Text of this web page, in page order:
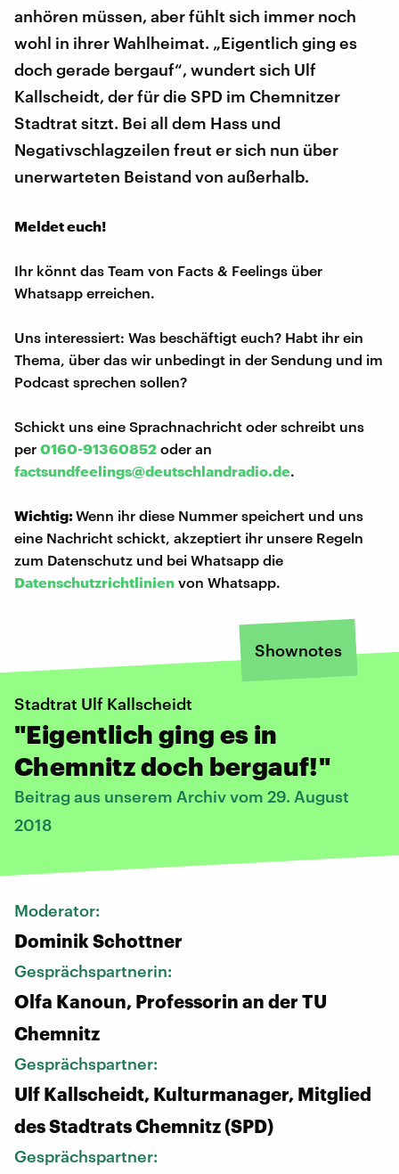
anhören müssen, aber fühlt sich immer noch
wohl in ihrer Wahlheimat. „Eigentlich ging es
doch gerade bergauf“, wundert sich Ulf
Kallscheidt, der für die SPD im Chemnitzer
Stadtrat sitzt. Bei all dem Hass und
Negativschlagzeilen freut er sich nun über
unerwarteten Beistand von außerhalb.
Meldet euch!
Ihr könnt das Team von Facts & Feelings über
Whatsapp erreichen.
Uns interessiert: Was beschäftigt euch? Habt ihr ein
Thema, über das wir unbedingt in der Sendung und im
Podcast sprechen sollen?
Schickt uns eine Sprachnachricht oder schreibt uns
per 0160-91360852 oder an
factsundfeelings@deutschlandradio.de.
Wichtig:Wenn ihr diese Nummer speichert und uns
eine Nachricht schickt, akzeptiert ihr unsere Regeln
zum Datenschutz und bei Whatsapp die
Datenschutzrichtlinien von Whatsapp.
Shownotes
Stadtrat Ulf Kallscheidt
"Eigentlich ging es in
Chemnitz doch bergauf!"
Beitrag aus unserem Archiv vom 29. August
2018
Moderator:
Dominik Schottner
Gesprächspartnerin:
Olfa Kanoun, Professorin an der TU
Chemnitz
Gesprächspartner:
Ulf Kallscheidt, Kulturmanager, Mitglied
des Stadtrats Chemnitz (SPD)
Gesprächspartner: